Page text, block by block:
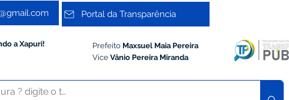
Portal da Transparência
a Xapuri! Prefeito Maxsuel Maia Pereira
Vice Vânio Pereira Miranda